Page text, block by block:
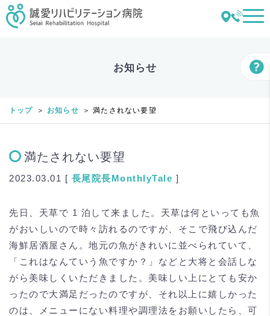
お知らせ
トップ お知らせ 満たされない要望
満たされない要望
2023.03.01 [ 長尾 院長MonthlyTale ]
先日、天草で 1 泊して来ました。天草は何といっても魚
がおいしいので時々訪れるのですが、そこで飛び込んだ
海鮮居酒屋さん。地元の魚がきれいに並べられていて、
「これはなんていう魚ですか？」などと大将と会話しな
がら美味しくいただきました。美味しい上にとても安か
ったので大満足だったのですが、それ以上に嬉しかった
のは、メニューにない料理や調理法をお願いしたら、可